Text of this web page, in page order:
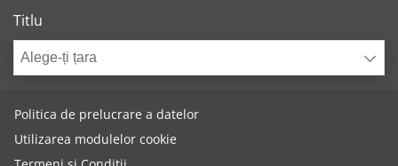
Titlu
Alege-ți țara
Politica de prelucrare a datelor
Utilizarea modulelor cookie